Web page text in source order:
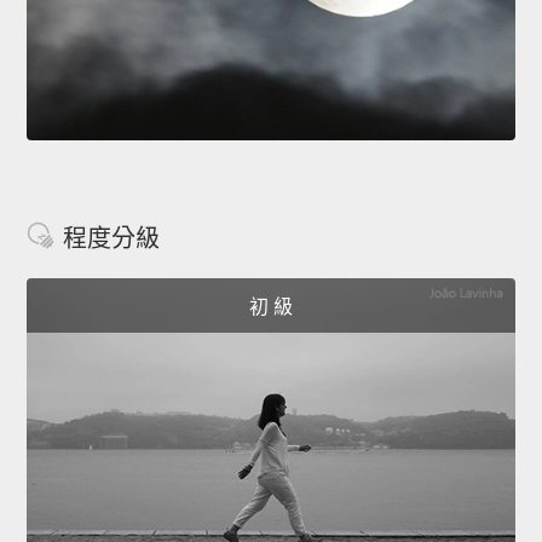
程度分級
初 級